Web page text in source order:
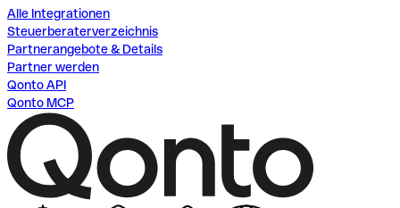
Alle Integrationen
Steuerberaterverzeichnis
Partnerangebote & Details
Partner werden
Qonto API
Qonto MCP